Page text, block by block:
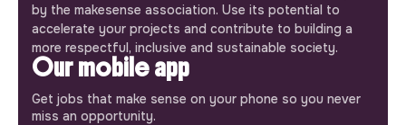
by the makesense association. Use its potential to
accelerate your projects and contribute to building a
more respectful, inclusive and sustainable society.
Our mobile app
Get jobs that make sense on your phone so you never
miss an opportunity.